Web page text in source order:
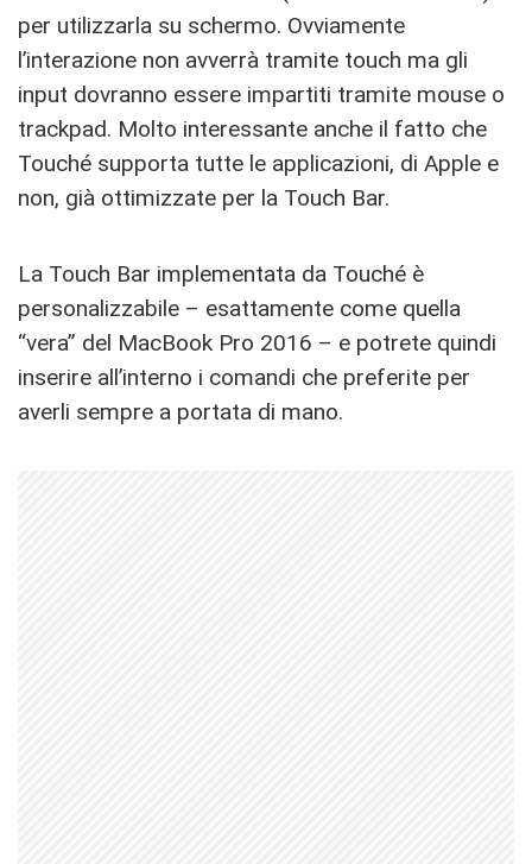
per utilizzarla su schermo. Ovviamente
l’interazione non avverrà tramite touch ma gli
input dovranno essere impartiti tramite mouse o
trackpad. Molto interessante anche il fatto che
Touché supporta tutte le applicazioni, di Apple e
non, già ottimizzate per la Touch Bar.
La Touch Bar implementata da Touché è
personalizzabile – esattamente come quella
“vera” del MacBook Pro 2016 – e potrete quindi
inserire all’interno i comandi che preferite per
averli sempre a portata di mano.